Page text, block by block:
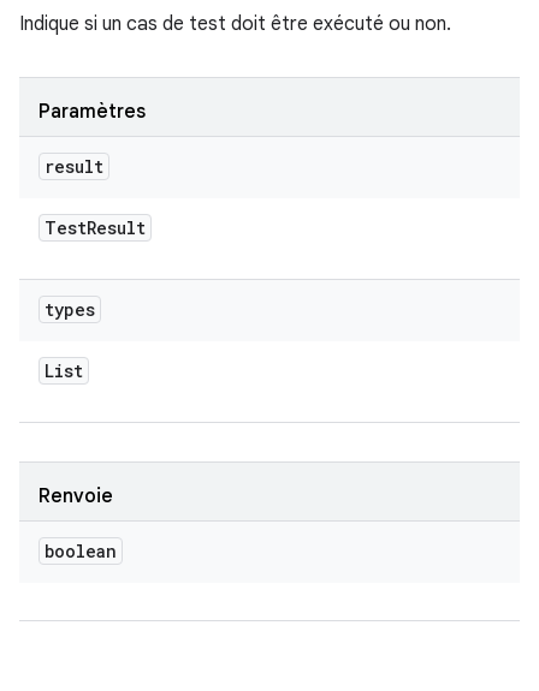
Indique si un cas de test doit être exécuté ou non.
Paramètres
result
TestResult
types
List
Renvoie
boolean